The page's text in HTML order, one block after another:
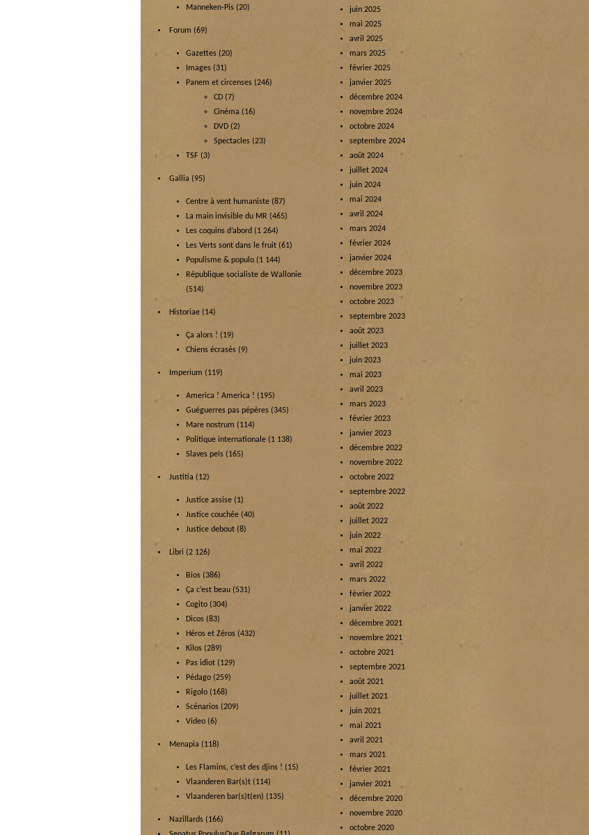
Manneken-Pis (20)
Forum (69)
Gazettes (20)
Images (31)
Panem et circenses (246)
CD (7)
Cinéma (16)
DVD (2)
Spectacles (23)
TSF (3)
Gallia (95)
Centre à vent humaniste (87)
La main invisible du MR (465)
Les coquins d’abord (1 264)
Les Verts sont dans le fruit (61)
Populisme & populo (1 144)
République socialiste de Wallonie
(514)
Historiae (14)
Ça alors ! (19)
Chiens écrasés (9)
Imperium (119)
America ! America ! (195)
Guéguerres pas pépères (345)
Mare nostrum (114)
Politique internationale (1 138)
Slaves peïs (165)
Justitia (12)
Justice assise (1)
Justice couchée (40)
Justice debout (8)
Libri (2 126)
Bios (386)
Ça c’est beau (531)
Cogito (304)
Dicos (83)
Héros et Zéros (432)
Kilos (289)
Pas idiot (129)
Pédago (259)
Rigolo (168)
Scénarios (209)
Video (6)
Menapia (118)
Les Flamins, c’est des djins ! (15)
Vlaanderen Bar(s)t (114)
Vlaanderen bar(s)t(en) (135)
Nazillards (166)
juin 2025
mai 2025
avril 2025
mars 2025
février 2025
janvier 2025
décembre 2024
novembre 2024
octobre 2024
septembre 2024
août 2024
juillet 2024
juin 2024
mai 2024
avril 2024
mars 2024
février 2024
janvier 2024
décembre 2023
novembre 2023
octobre 2023
septembre 2023
août 2023
juillet 2023
juin 2023
mai 2023
avril 2023
mars 2023
février 2023
janvier 2023
décembre 2022
novembre 2022
octobre 2022
septembre 2022
août 2022
juillet 2022
juin 2022
mai 2022
avril 2022
mars 2022
février 2022
janvier 2022
décembre 2021
novembre 2021
octobre 2021
septembre 2021
août 2021
juillet 2021
juin 2021
mai 2021
avril 2021
mars 2021
février 2021
janvier 2021
décembre 2020
novembre 2020
octobre 2020